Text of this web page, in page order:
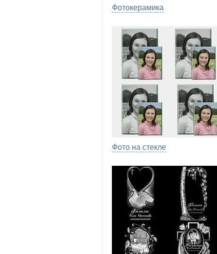
Фотокерамика
Фото на стекле